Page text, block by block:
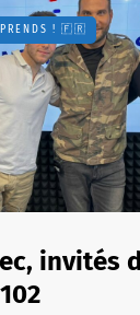
! 🇫🇷
invités